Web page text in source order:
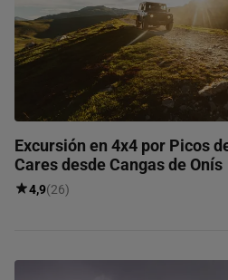
Excursión en 4x4 por Picos
Cares desde Cangas de Onís
4,9(26)